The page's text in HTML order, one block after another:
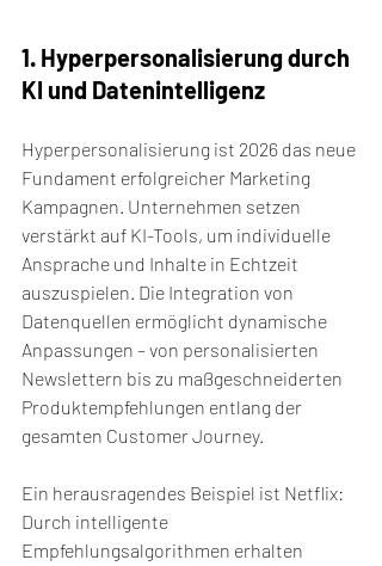
1. Hyperpersonalisierung durch
KI und Datenintelligenz
Hyperpersonalisierung ist 2026 das neue
Fundament erfolgreicher Marketing
Kampagnen. Unternehmen setzen
verstärkt auf KI-Tools, um individuelle
Ansprache und Inhalte in Echtzeit
auszuspielen. Die Integration von
Datenquellen ermöglicht dynamische
Anpassungen – von personalisierten
Newslettern bis zu maßgeschneiderten
Produktempfehlungen entlang der
gesamten Customer Journey.
Ein herausragendes Beispiel ist Netflix:
Durch intelligente
Empfehlungsalgorithmen erhalten